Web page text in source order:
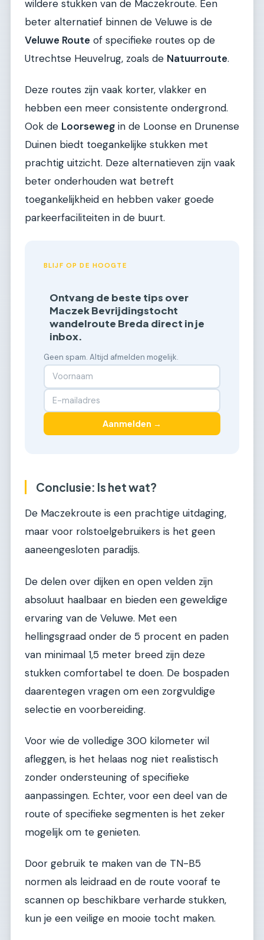
wildere stukken van de Maczekroute. Een
beter alternatief binnen de Veluwe is de
Veluwe Route of specifieke routes op de
Utrechtse Heuvelrug, zoals de Natuurroute.
Deze routes zijn vaak korter, vlakker en
hebben een meer consistente ondergrond.
Ook de Loorseweg in de Loonse en Drunense
Duinen biedt toegankelijke stukken met
prachtig uitzicht. Deze alternatieven zijn vaak
beter onderhouden wat betreft
toegankelijkheid en hebben vaker goede
parkeerfaciliteiten in de buurt.
BLIJF OP DE HOOGTE
Ontvang de beste tips over
Maczek Bevrijdingstocht
wandelroute Breda direct in je
inbox.
Geen spam. Altijd afmelden mogelijk.
Aanmelden →
Conclusie: Is het wat?
De Maczekroute is een prachtige uitdaging,
maar voor rolstoelgebruikers is het geen
aaneengesloten paradijs.
De delen over dijken en open velden zijn
absoluut haalbaar en bieden een geweldige
ervaring van de Veluwe. Met een
hellingsgraad onder de 5 procent en paden
van minimaal 1,5 meter breed zijn deze
stukken comfortabel te doen. De bospaden
daarentegen vragen om een zorgvuldige
selectie en voorbereiding.
Voor wie de volledige 300 kilometer wil
afleggen, is het helaas nog niet realistisch
zonder ondersteuning of specifieke
aanpassingen. Echter, voor een deel van de
route of specifieke segmenten is het zeker
mogelijk om te genieten.
Door gebruik te maken van de TN-B5
normen als leidraad en de route vooraf te
scannen op beschikbare verharde stukken,
kun je een veilige en mooie tocht maken.